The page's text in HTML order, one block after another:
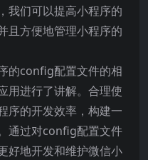
我们可以提高小程序的
且方便地管理小程序的
的config配置文件的相
用进行了讲解。合理使
序的开发效率，构建一
通过对config配置文件
好地开发和维护微信小